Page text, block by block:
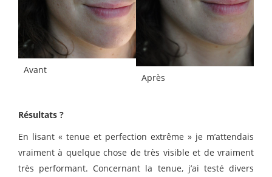
Avant
Après
Résultats ?
En lisant « tenue et perfection extrême » je m’attendais
vraiment à quelque chose de très visible et de vraiment
très performant. Concernant la tenue, j’ai testé divers